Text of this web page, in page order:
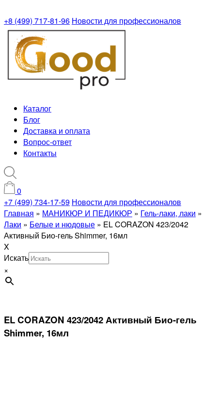
+8 (499) 717-81-96 Новости для профессионалов
Каталог
Блог
Доставка и оплата
Вопрос-ответ
Контакты
0
+7 (499) 734-17-59 Новости для профессионалов
Главная » МАНИКЮР И ПЕДИКЮР » Гель-лаки, лаки »
Лаки » Белые и нюдовые » EL CORAZON 423/2042
Активный Био-гель Shimmer, 16мл
X
Искать
×
EL CORAZON 423/2042 Активный Био-гель
Shimmer, 16мл